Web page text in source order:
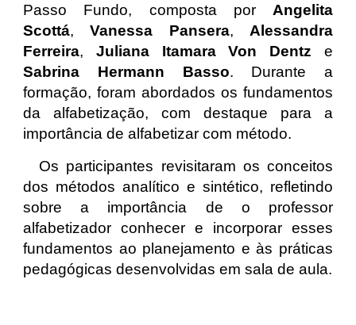
Passo Fundo, composta por Angelita
Scottá,Vanessa Pansera, Alessandra
Ferreira,Juliana Itamara Von Dentz e
Sabrina Hermann Basso. Durante a
formação, foram abordados os fundamentos
da alfabetização, com destaque para a
importância de alfabetizar com método.
Os participantes revisitaram os conceitos
dos métodos analítico e sintético, refletindo
sobre a importância de o professor
alfabetizador conhecer e incorporar esses
fundamentos ao planejamento e às práticas
pedagógicas desenvolvidas em sala de aula.